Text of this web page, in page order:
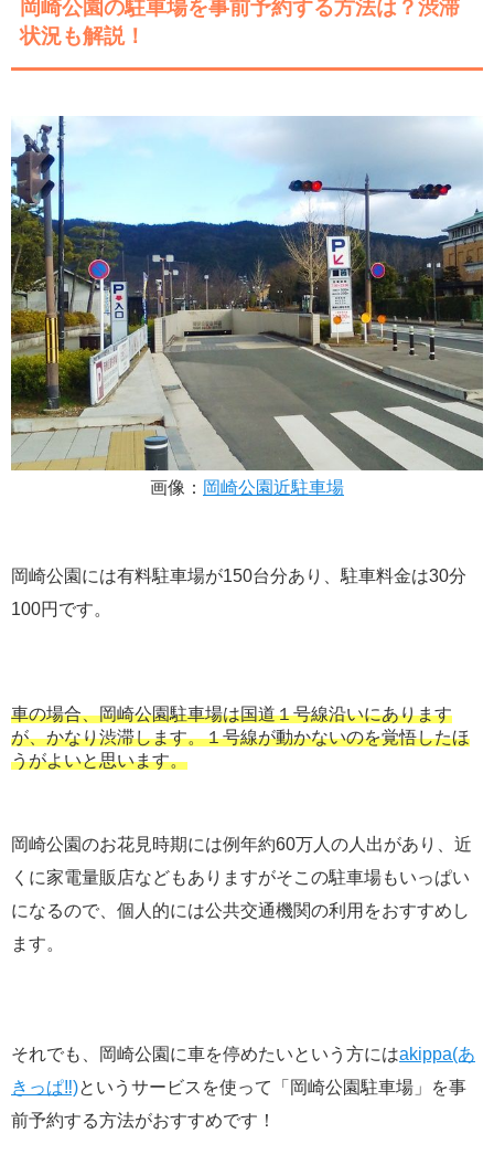
岡崎公園の駐車場を事前予約する方法は？渋滞
状況も解説！
画像： 岡崎公園近駐車場
岡崎公園には有料駐車場が150台分あり、駐車料金は30分
100円です。
車の場合、岡崎公園駐車場は国道１号線沿いにあります
が、かなり渋滞します。１号線が動かないのを覚悟したほ
うがよいと思います。
岡崎公園のお花見時期には例年約60万人の人出があり、近
くに家電量販店などもありますがそこの駐車場もいっぱい
になるので、個人的には公共交通機関の利用をおすすめし
ます。
それでも、岡崎公園に車を停めたいという方にはakippa(あ
きっぱ‼︎)というサービスを使って「岡崎公園駐車場」を事
前予約する方法がおすすめです！